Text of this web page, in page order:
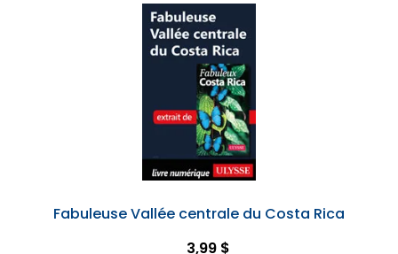
Fabuleuse Vallée centrale du Costa Rica
3,99 $